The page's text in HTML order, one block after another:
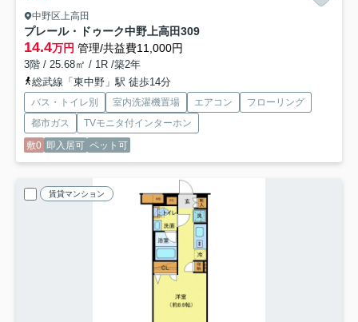
中野区上高田
プレール・ドゥーク中野上高田309
14.4万円 管理/共益費11,000円
3階 / 25.68㎡ / 1R /築2年
総武線「東中野」駅 徒歩14分
バス・トイレ別 室内洗濯機置場 エアコン
フローリング
都市ガス
TVモニタ付インターホン
敷0 即入居可 ペット可
賃貸マンション